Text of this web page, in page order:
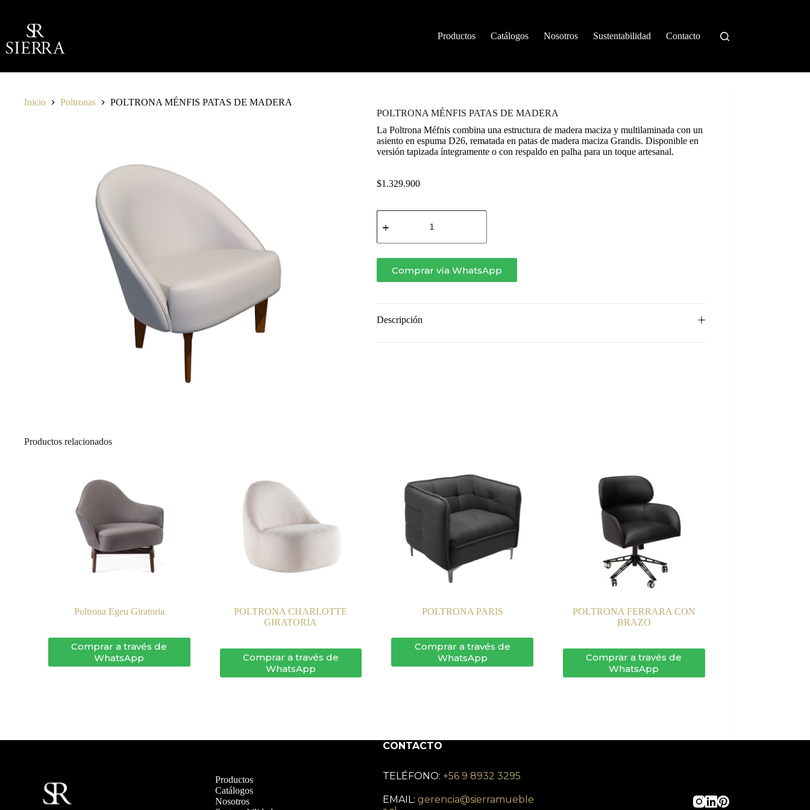
contenido
Productos
Catálogos Nosotros Sustentabilidad Contacto
Inicio Poltronas
POLTRONA MÉNFIS PATAS DE MADERA
POLTRONA MÉNFIS PATAS DE MADERA
La Poltrona Méfnis combina una estructura de madera maciza y multilaminada con un
asiento en espuma D26, rematada en patas de madera maciza Grandis. Disponible en
versión tapizada íntegramente o con respaldo en palha para un toque artesanal.
$1.329.900
POLTRONA
MÉNFIS
DE
MADERA
cantidadComprar vía WhatsApp
Descripción
Productos relacionados
Poltrona Egeu Giratoria
Comprar a través de
WhatsApp
POLTRONA CHARLOTTE
GIRATORIA
Comprar a través de
WhatsApp
POLTRONA PARIS
Comprar a través de
WhatsApp
POLTRONA FERRARA CON
BRAZO
Comprar a través de
WhatsApp
Productos
Catálogos
Nosotros
CONTACTO
TELÉFONO: +56 9 8932 3295
EMAIL: gerencia@sierramueble